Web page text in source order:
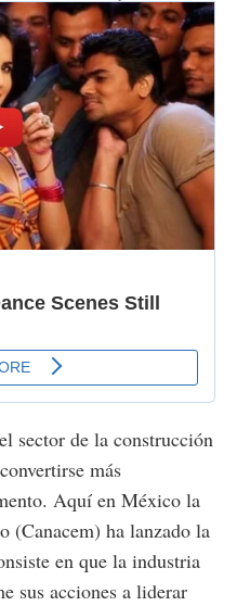
sector de la construcción
más
Aquí en México la
(Canacem) ha lanzado la
en que la industria
sus acciones a liderar